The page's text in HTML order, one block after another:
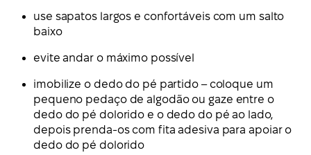
use sapatos largos e confortáveis com um salto
baixo
evite andar o máximo possível
imobilize o dedo do pé partido – coloque um
pequeno pedaço de algodão ou gaze entre o
dedo do pé dolorido e o dedo do pé ao lado,
depois prenda-os com fita adesiva para apoiar o
dedo do pé dolorido